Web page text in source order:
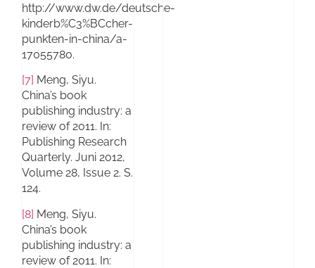
http://www.dw.de/deutsche-
kinderb%C3%BCcher-
punkten-in-china/a-
17055780.
[7] Meng, Siyu.
China’s book
publishing industry: a
review of 2011. In:
Publishing Research
Quarterly. Juni 2012,
Volume 28, Issue 2. S.
124.
[8] Meng, Siyu.
China’s book
publishing industry: a
review of 2011. In: